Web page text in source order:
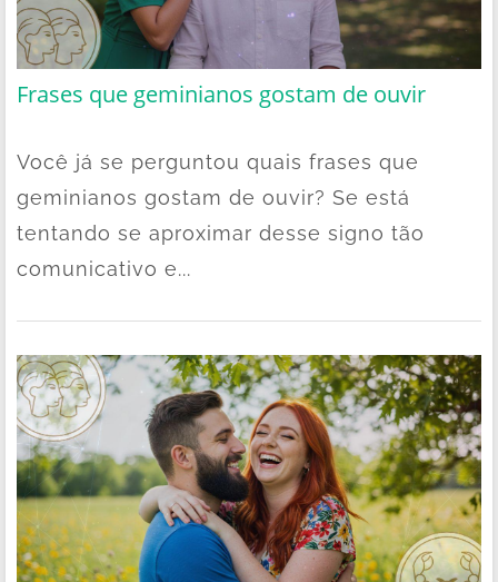
Frases que geminianos gostam de ouvir
Você já se perguntou quais frases que
geminianos gostam de ouvir? Se está
tentando se aproximar desse signo tão
comunicativo e...